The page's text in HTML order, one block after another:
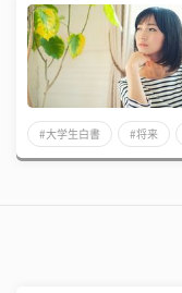
#大学生白書 #将来